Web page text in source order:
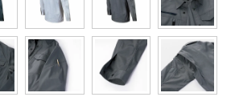
セサリー
グ
ンキング
日進ゴム
丸五